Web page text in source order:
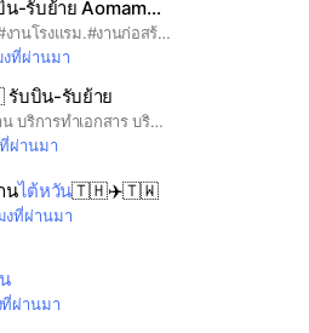
บย้าย Aomam&Beer
#งานสวน#งานโรงงาน#งานโรงแรม.#งานก่อสร้าง.#งานทำความสะอาด #แม่บ้าน#เลี้ยงเด็ก&คนแก่ #งานต่างประเทศ #หางาน #สมัครงาน
งที่ผ่านมา
บบิน-รับย้าย
บินสด บินแทค ซื้อแค่งาน บริการทำเอกสาร บริการพาเช็คอินสนามบิน และอื่นๆ
ผ่านมา
นไต้หวัน🇹🇭✈️🇹🇼
งที่ผ่านมา
ผ่านมา